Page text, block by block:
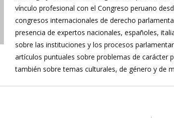
vínculo profesional con el Congreso peruano
congresos internacionales de derecho
presencia de expertos nacionales, españoles,
sobre las instituciones y los procesos
artículos puntuales sobre problemas de carácter
también sobre temas culturales, de género y de